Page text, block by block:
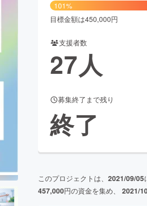
101%
目標金額は450,000円
支援者数
27人
募集終了まで残り
終了
このプロジェクトは、 2021/09/05
457,000円の資金を集め、 2021/